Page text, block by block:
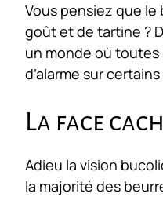
Vous pensiez que
goût et de tartine ?
un monde où toutes
d’alarme sur
La face
Adieu la vision
la majorité des